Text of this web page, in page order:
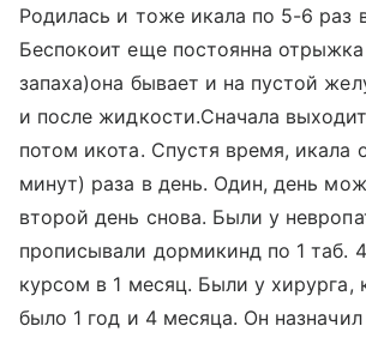
Родилась и тоже икала по 5-6 раз
Беспокоит еще постоянна
запаха)она бывает и на пустой
и после жидкости.Сначала
потом икота. Спустя время, икала
минут) раза в день. Один, день
второй день снова. Были у
прописывали дормикинд по 1 таб.
курсом в 1 месяц. Были у хирурга,
было 1 год и 4 месяца. Он назначил